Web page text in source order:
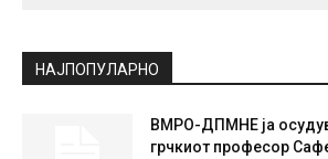
НАЈПОПУЛАРНО
ВМРО-ДПМНЕ ја
грчкиот професор